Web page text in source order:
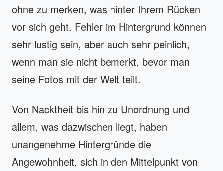
ohne zu merken, was hinter Ihrem Rücken
vor sich geht. Fehler im Hintergrund können
sehr lustig sein, aber auch sehr peinlich,
wenn man sie nicht bemerkt, bevor man
seine Fotos mit der Welt teilt.
Von Nacktheit bis hin zu Unordnung und
allem, was dazwischen liegt, haben
unangenehme Hintergründe die
Angewohnheit, sich in den Mittelpunkt von